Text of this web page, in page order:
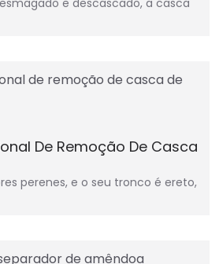
De Remoção De Casca
perenes, e o seu tronco é ereto,